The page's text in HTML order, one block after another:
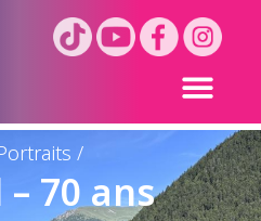
/
70 ans